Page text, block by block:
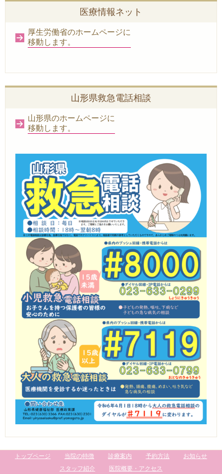
医療情報ネット
厚生労働省のホームページに
移動します。
山形県救急電話相談
山形県のホームページに
移動します。
トップページ 当院の特徴 診療案内 予約方法
お知らせ
スタッフ紹介
医院概要・アクセス